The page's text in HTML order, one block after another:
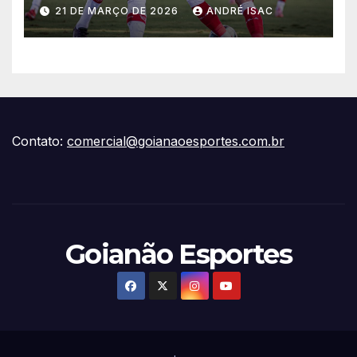
Série B
21 DE MARÇO DE 2026 ANDRÉ ISAC
Contato: comercial@goianaoesportes.com.br
Goianão Esportes